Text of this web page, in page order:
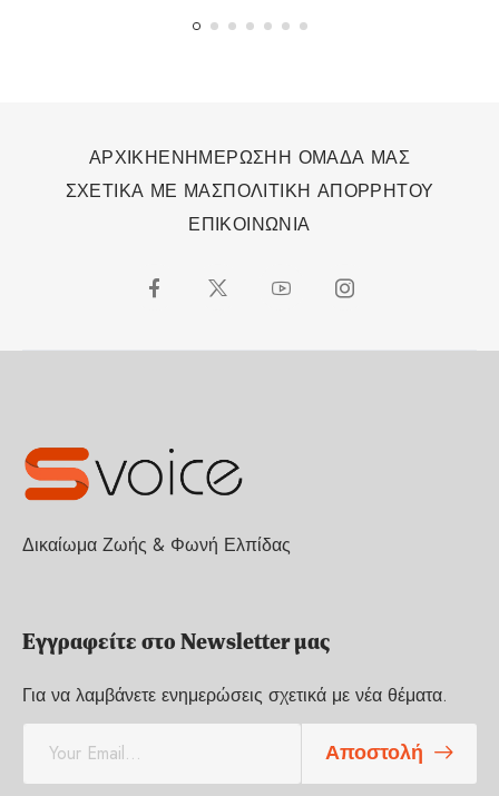
ΑΡΧΙΚΗΕΝΗΜΕΡΩΣΗΗ ΟΜΑΔΑ ΜΑΣ
ΣΧΕΤΙΚΑ ΜΕ ΜΑΣΠΟΛΙΤΙΚΗ ΑΠΟΡΡΗΤΟΥ
ΕΠΙΚΟΙΝΩΝΙΑ
Δικαίωμα Ζωής & Φωνή Ελπίδας
Εγγραφείτε στο Newsletter μας
Για να λαμβάνετε ενημερώσεις σχετικά με νέα θέματα.
a
Αποστολή